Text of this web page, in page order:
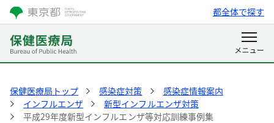
都全体で探す
保健医療局トップ 感染症対策
感染症情報案内
インフルエンザ
新型インフルエンザ対策
平成29年度新型インフルエンザ等対応訓練事例集